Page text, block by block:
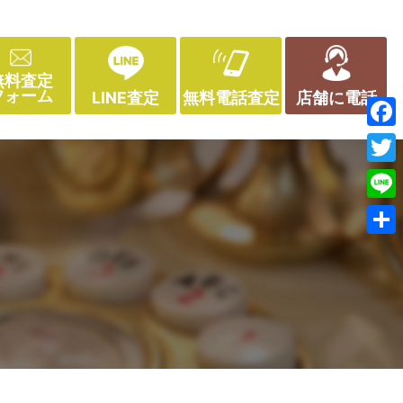
料査定
ォーム
LINE査定 無料電話査定 店舗に電話
Line